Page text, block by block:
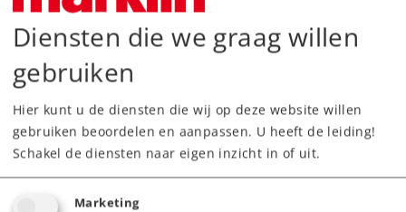
Art.nr. 48458
Schaalgrootte
Type Goederenwagensets
199,00 €
Diensten die we graag willen
gebruiken
Hier kunt u de diensten die wij op deze website willen
gebruiken beoordelen en aanpassen. U heeft de leiding!
Schakel de diensten naar eigen inzicht in of uit.
Marketing